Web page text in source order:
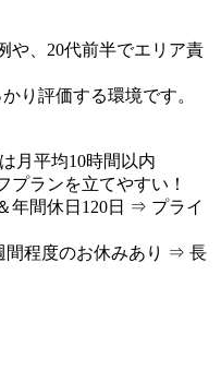
や、20代前半でエリア責
り評価する環境です。
月平均10時間以内
プランを立てやすい！
年間休日120日 ⇒ プライ
間程度のお休みあり ⇒ 長